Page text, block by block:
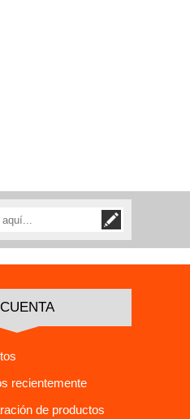
recientemente
de productos